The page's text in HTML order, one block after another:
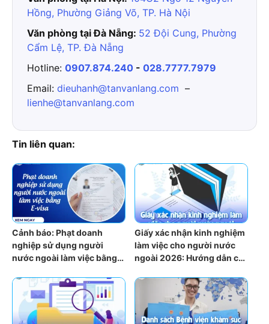
Hồng, Phường Giảng Võ, TP. Hà Nội
Văn phòng tại Đà Nẵng: 52 Đội Cung, Phường
Cẩm Lệ, TP. Đà Nẵng
Hotline: 0907.874.240 - 028.7777.7979
Email: dieuhanh@tanvanlang.com –
lienhe@tanvanlang.com
Tin liên quan:
Cảnh báo: Phạt doanh
nghiệp sử dụng người
nước ngoài làm việc bằng
Giấy xác nhận kinh nghiệm
làm việc cho người nước
ngoài 2026: Hướng dẫn chi